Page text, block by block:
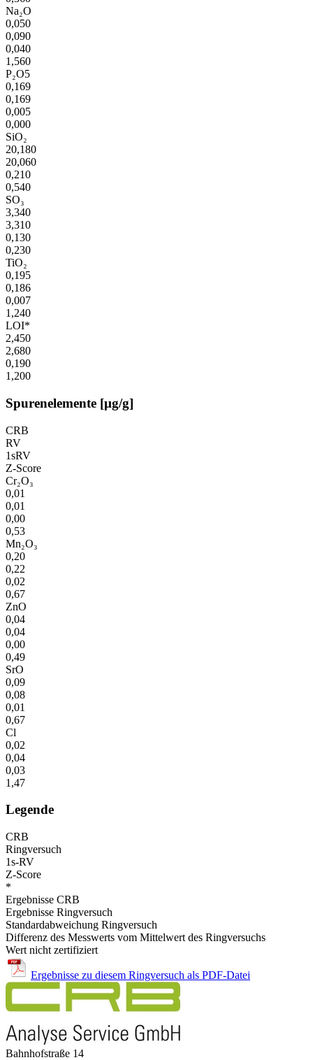
Na₂O
0,050
0,090
0,040
1,560
P₂O5
0,169
0,169
0,005
0,000
SiO₂
20,180
20,060
0,210
0,540
SO₃
3,340
3,310
0,130
0,230
TiO₂
0,195
0,186
0,007
1,240
LOI*
2,450
2,680
0,190
1,200
Spurenelemente [µg/g]
CRB
RV
1sRV
Z-Score
Cr₂O₃
0,01
0,01
0,00
0,53
Mn₂O₃
0,20
0,22
0,02
0,67
ZnO
0,04
0,04
0,00
0,49
SrO
0,09
0,08
0,01
0,67
Cl
0,02
0,04
0,03
1,47
Legende
CRB
Ringversuch
1s-RV
Z-Score
*
Ergebnisse CRB
Ergebnisse Ringversuch
Standardabweichung Ringversuch
Differenz des Messwerts vom Mittelwert des Ringversuchs
Wert nicht zertifiziert
Ergebnisse zu diesem Ringversuch als PDF-Datei
Bahnhofstraße 14